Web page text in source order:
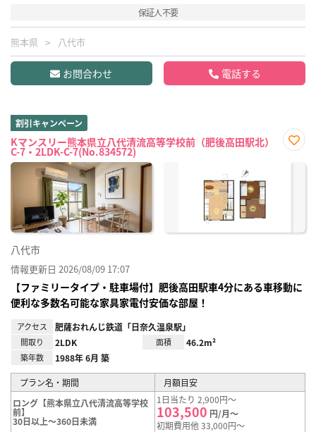
保証人不要
熊本県 八代市
お問合わせ 電話する
割引キャンペーン
Kマンスリー熊本県立八代清流高等学校前（肥後高田駅北）
C-7・2LDK-C-7(No.834572)
に入
八代市
情報更新日 2026/08/09 17:07
【ファミリータイプ・駐車場付】肥後高田駅車4分にある車移動に
便利な多数名可能な家具家電付安価な部屋！
アクセス 肥薩おれんじ鉄道「日奈久温泉駅」
間取り 2LDK 面積 46.2m²
築年数 1988年 6月 築
プラン名・期間
月額目安
ロング【熊本県立八代清流高等学校
前】
30日以上～360日未満
1日当たり 2,900円～
103,500 円/月～
初期費用他 33,000円～